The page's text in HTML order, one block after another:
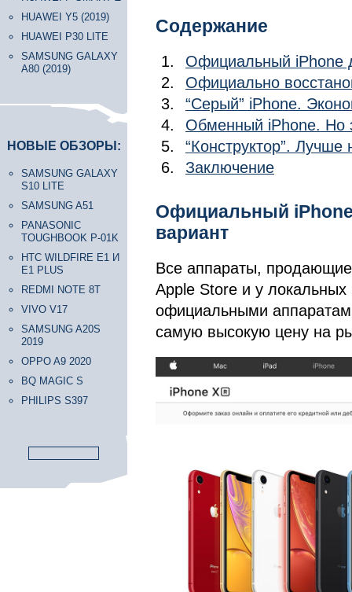
HUAWEI Y5 (2019)
HUAWEI P30 LITE
SAMSUNG GALAXY
A80 (2019)
НОВЫЕ ОБЗОРЫ:
SAMSUNG GALAXY
S10 LITE
SAMSUNG A51
PANASONIC
TOUGHBOOK P-01K
HTC WILDFIRE E1 И
E1 PLUS
REDMI NOTE 8T
VIVO V17
SAMSUNG A20S
2019
OPPO A9 2020
BQ MAGIC S
PHILIPS S397
Содержание
Официальный iPhone
Официально
“Серый” iPhone.
Обменный iPhone. Но
“Конструктор”. Лучше
Заключение
Официальный
вариант
Все аппараты,
Apple Store и у
официальными
самую высокую цену на